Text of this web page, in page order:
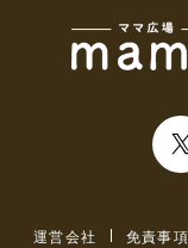
運営会社 免責事項